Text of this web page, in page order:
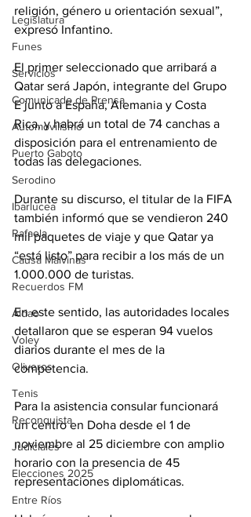
Legislatura
Funes
Servicios
Comunicado de Prensa
Automovilismo
Puerto Gaboto
Serodino
Ibarlucea
Rafaela
Causa Malvinas
Recuerdos FM
Aldao
Voley
Oliveros
Tenis
Reconquista
Judiciales
Elecciones 2025
Entre Ríos
religión, género u orientación sexual”,
expresó Infantino.
El primer seleccionado que arribará a
Qatar será Japón, integrante del Grupo
E junto a España, Alemania y Costa
Rica, y habrá un total de 74 canchas a
disposición para el entrenamiento de
todas las delegaciones.
Durante su discurso, el titular de la FIFA
también informó que se vendieron 240
mil paquetes de viaje y que Qatar ya
“está listo” para recibir a los más de un
1.000.000 de turistas.
En este sentido, las autoridades locales
detallaron que se esperan 94 vuelos
diarios durante el mes de la
competencia.
Para la asistencia consular funcionará
un centro en Doha desde el 1 de
noviembre al 25 diciembre con amplio
horario con la presencia de 45
representaciones diplomáticas.